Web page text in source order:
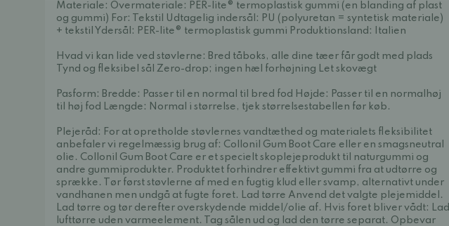
Materiale: Overmateriale: PER-lite® termoplastisk gummi (en blanding af plast
og gummi) For: Tekstil Udtagelig indersål: PU (polyuretan = syntetisk materiale)
+ tekstil Ydersål: PER-lite® termoplastisk gummi Produktionsland: Italien
Hvad vi kan lide ved støvlerne: Bred tåboks, alle dine tæer får godt med plads
Tynd og fleksibel sål Zero-drop; ingen hæl forhøjning Let skovægt
Pasform: Bredde: Passer til en normal til bred fod Højde: Passer til en normalhøj
til høj fod Længde: Normal i størrelse, tjek størrelsestabellen før køb.
Plejeråd: For at opretholde støvlernes vandtæthed og materialets fleksibilitet
anbefaler vi regelmæssig brug af: Collonil Gum Boot Care eller en smagsneutral
olie. Collonil Gum Boot Care er et specielt skoplejeprodukt til naturgummi og
andre gummiprodukter. Produktet forhindrer effektivt gummi fra at udtørre og
sprække. Tør først støvlerne af med en fugtig klud eller svamp, alternativt under
vandhanen men undgå at fugte foret. Lad tørre Anvend det valgte plejemiddel.
Lad tørre og tør derefter overskydende middel/olie af. Hvis foret bliver vådt: Lad
lufttørre uden varmeelement. Tag sålen ud og lad den tørre separat. Opbevar